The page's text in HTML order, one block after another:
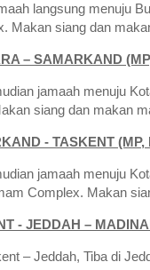
langsung menuju
Makan siang dan
– SAMARKAND
jamaah menuju
siang dan makan
- TASKENT (MP,
jamaah menuju
Complex. Makan
- JEDDAH –
– Jeddah, Tiba di